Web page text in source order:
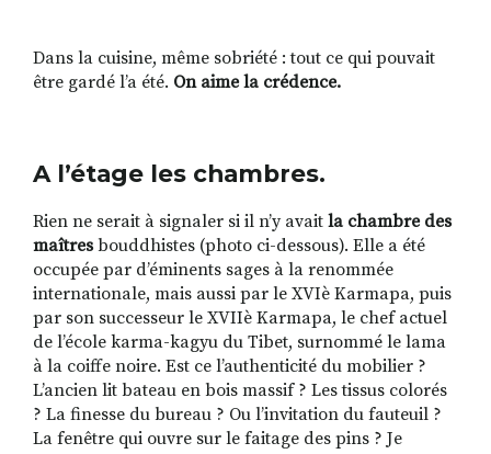
Dans la cuisine, même sobriété : tout ce qui pouvait
être gardé l’a été. On aime la crédence.
A l’étage les chambres.
Rien ne serait à signaler si il n’y avait la chambre des
maîtresbouddhistes (photo ci-dessous). Elle a été
occupée par d’éminents sages à la renommée
internationale, mais aussi par le XVIè Karmapa, puis
par son successeur le XVIIè Karmapa, le chef actuel
de l’école karma-kagyu du Tibet, surnommé le lama
à la coiffe noire. Est ce l’authenticité du mobilier ?
L’ancien lit bateau en bois massif ? Les tissus colorés
? La finesse du bureau ? Ou l’invitation du fauteuil ?
La fenêtre qui ouvre sur le faitage des pins ? Je